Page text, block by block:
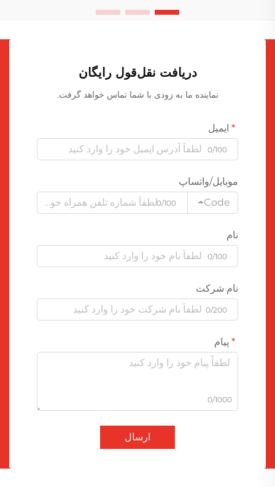
دریافت نقل‌قول رایگان
نماینده ما به زودی با شما تماس خواهد گرفت.
ایمیل
0/100
موبایل/واتساپ
Code
0/100
نام
0/100
نام شرکت
0/200
پیام
0/1000
ارسال